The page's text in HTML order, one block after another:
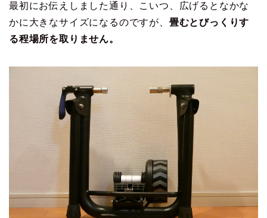
最初にお伝えしました通り、こいつ、広げるとなかな
かに大きなサイズになるのですが、 畳むとびっくりす
る程場所を取りません。